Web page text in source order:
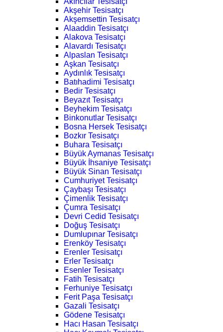
Akşehir Tesisatçı
Akşemsettin Tesisatçı
Alaaddin Tesisatçı
Alakova Tesisatçı
Alavardı Tesisatçı
Alpaslan Tesisatçı
Aşkan Tesisatçı
Aydınlık Tesisatçı
Batıhadimi Tesisatçı
Bedir Tesisatçı
Beyazıt Tesisatçı
Beyhekim Tesisatçı
Binkonutlar Tesisatçı
Bosna Hersek Tesisatçı
Bozkır Tesisatçı
Buhara Tesisatçı
Büyük Aymanas Tesisatçı
Büyük İhsaniye Tesisatçı
Büyük Sinan Tesisatçı
Cumhuriyet Tesisatçı
Çaybaşı Tesisatçı
Çimenlik Tesisatçı
Çumra Tesisatçı
Devri Cedid Tesisatçı
Doğuş Tesisatçı
Dumlupınar Tesisatçı
Erenköy Tesisatçı
Erenler Tesisatçı
Erler Tesisatçı
Esenler Tesisatçı
Fatih Tesisatçı
Ferhuniye Tesisatçı
Ferit Paşa Tesisatçı
Gazali Tesisatçı
Gödene Tesisatçı
Hacı Hasan Tesisatçı